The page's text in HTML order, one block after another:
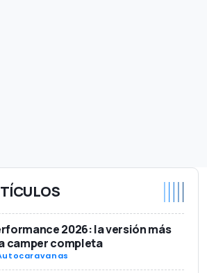
2026: la versión más
camper completa